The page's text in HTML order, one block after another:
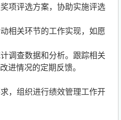
项评选方案，协助实施评选
相关环节的工作实现，如愿
调查数据和分析。跟踪相关
进情况的定期反馈。
，组织进行绩效管理工作开